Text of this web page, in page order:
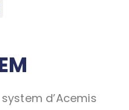
d’Acemis